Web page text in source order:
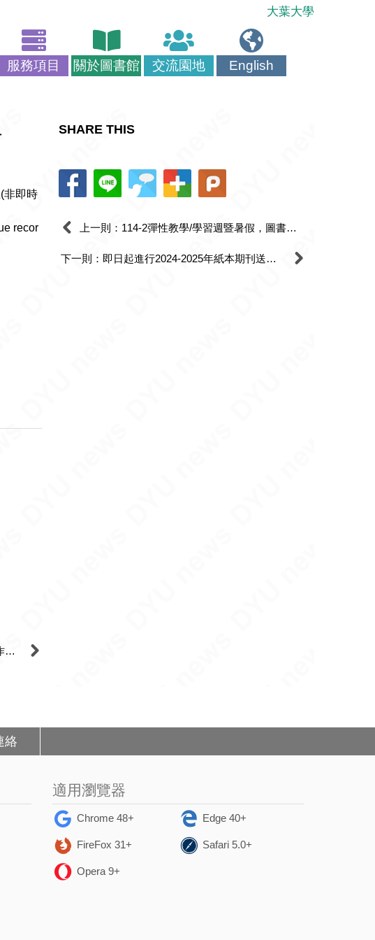
服務項目 關於圖書館 交流園地 English
大葉大學
非即時
recor
下一則：即日起進行2024-2025年紙本期刊送裝作業，不便之處，敬請見諒
SHARE THIS
上一則：114-2彈性教學/學習週暨暑假，圖書館開放時間(114-2 Flexible Teaching/Learning Week and Summer Library Opening Hours.)
下一則：即日起進行2024-2025年紙本期刊送裝作業，不便之處，敬請見諒
絡
適用瀏覽器
Chrome 48+ Edge 40+
FireFox 31+ Safari 5.0+
Opera 9+